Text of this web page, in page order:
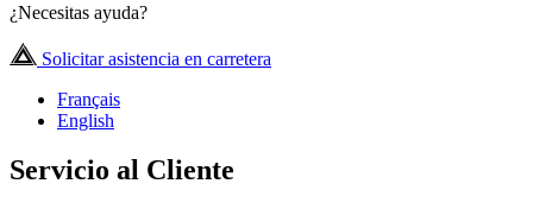
¿Necesitas ayuda?
Solicitar asistencia en carretera
Français
English
Servicio al Cliente